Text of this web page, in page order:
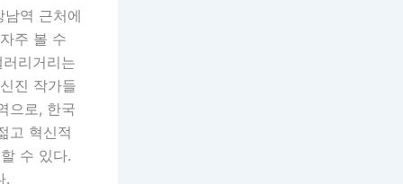
역 근처에
주 볼 수
리거리는
진 작가들
으로, 한국
고 혁신적
수 있다.
.